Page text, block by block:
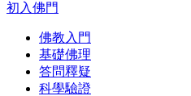
初入佛門
佛教入門
基礎佛理
答問釋疑
科學驗證